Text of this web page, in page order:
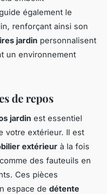
également le
renforçant ainsi son
jardin personnalisent
un environnement
de repos
jardin est essentiel
votre extérieur. Il est
extérieur à la fois
des fauteuils en
Ces pièces
espace de détente